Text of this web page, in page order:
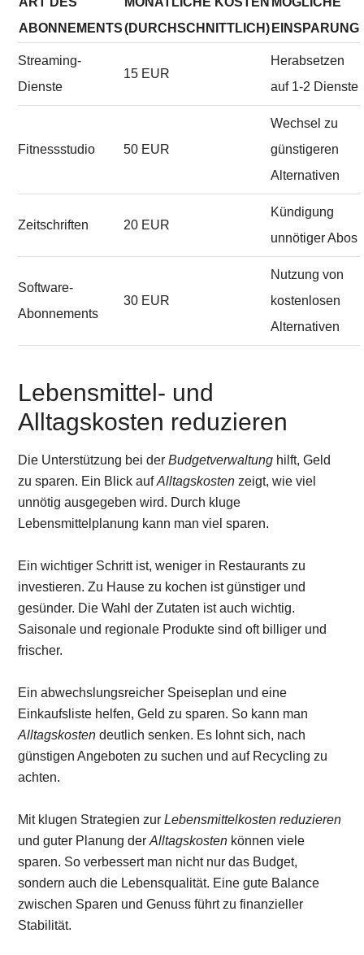
ABONNEMENTS(DURCHSCHNITTLICH) EINSPARUNG
Streaming-
Dienste
15 EUR
Herabsetzen
auf 1-2 Dienste
Fitnessstudio 50 EUR
Wechsel zu
günstigeren
Alternativen
Zeitschriften 20 EUR
Kündigung
unnötiger Abos
Software-
Abonnements
30 EUR
Nutzung von
kostenlosen
Alternativen
Lebensmittel- und
Alltagskosten reduzieren
Die Unterstützung bei derBudgetverwaltung hilft, Geld
zu sparen. Ein Blick aufAlltagskosten zeigt, wie viel
unnötig ausgegeben wird. Durch kluge
Lebensmittelplanung kann man viel sparen.
Ein wichtiger Schritt ist, weniger in Restaurants zu
investieren. Zu Hause zu kochen ist günstiger und
gesünder. Die Wahl der Zutaten ist auch wichtig.
Saisonale und regionale Produkte sind oft billiger und
frischer.
Ein abwechslungsreicher Speiseplan und eine
Einkaufsliste helfen, Geld zu sparen. So kann man
Alltagskosten deutlich senken. Es lohnt sich, nach
günstigen Angeboten zu suchen und auf Recycling zu
achten.
Mit klugen Strategien zurLebensmittelkosten reduzieren
und guter Planung derAlltagskosten können viele
sparen. So verbessert man nicht nur das Budget,
sondern auch die Lebensqualität. Eine gute Balance
zwischen Sparen und Genuss führt zu finanzieller
Stabilität.